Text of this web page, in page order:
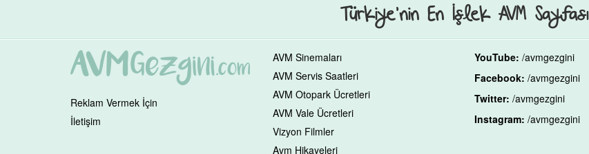
Türkiye’nin En İşlek AVM Sayfası
Reklam Vermek İçin
İletişim
AVM Sinemaları
AVM Servis Saatleri
AVM Otopark Ücretleri
AVM Vale Ücretleri
Vizyon Filmler
Avm Hikayeleri
YouTube: /avmgezgini
Facebook: /avmgezgini
Twitter: /avmgezgini
Instagram: /avmgezgini